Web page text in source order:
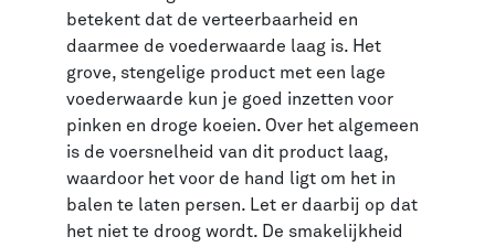
betekent dat de verteerbaarheid en
daarmee de voederwaarde laag is. Het
grove, stengelige product met een lage
voederwaarde kun je goed inzetten voor
pinken en droge koeien. Over het algemeen
is de voersnelheid van dit product laag,
waardoor het voor de hand ligt om het in
balen te laten persen. Let er daarbij op dat
het niet te droog wordt. De smakelijkheid